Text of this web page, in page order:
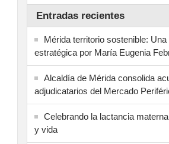
Entradas recientes
Mérida territorio sostenible:
estratégica por María Eugenia
Alcaldía de Mérida consolida
adjudicatarios del Mercado
Celebrando la lactancia
y vida